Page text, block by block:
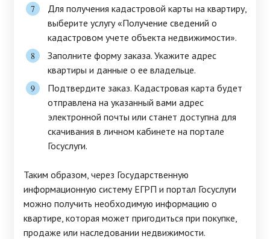
Для получения кадастровой карты на квартиру,
выберите услугу «Получение сведений о
кадастровом учете объекта недвижимости».
Заполните форму заказа. Укажите адрес
квартиры и данные о ее владельце.
Подтвердите заказ. Кадастровая карта будет
отправлена на указанный вами адрес
электронной почты или станет доступна для
скачивания в личном кабинете на портале
Госуслуги.
Таким образом, через Государственную
информационную систему ЕГРП и портал Госуслуги
можно получить необходимую информацию о
квартире, которая может пригодиться при покупке,
продаже или наследовании недвижимости.